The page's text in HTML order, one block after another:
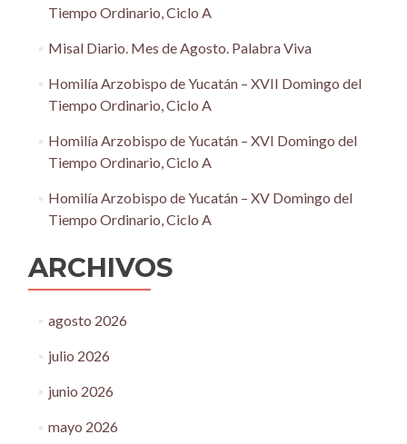
Tiempo Ordinario, Ciclo A
Misal Diario. Mes de Agosto. Palabra Viva
Homilía Arzobispo de Yucatán – XVII Domingo del
Tiempo Ordinario, Ciclo A
Homilía Arzobispo de Yucatán – XVI Domingo del
Tiempo Ordinario, Ciclo A
Homilía Arzobispo de Yucatán – XV Domingo del
Tiempo Ordinario, Ciclo A
ARCHIVOS
agosto 2026
julio 2026
junio 2026
mayo 2026